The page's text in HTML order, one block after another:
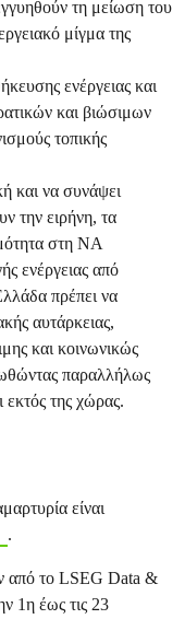
τη μείωση του
μίγμα της
ενέργειας και
και βιώσιμων
τοπικής
και να συνάψει
την ειρήνη, τα
στη ΝΑ
ενέργειας από
πρέπει να
αυτάρκειας,
και κοινωνικώς
παραλλήλως
εκτός της χώρας.
είναι
.
από το LSEG Data &
1η έως τις 23